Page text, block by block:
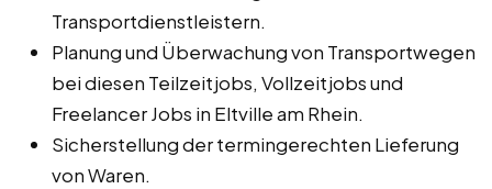
Transportdienstleistern.
Planung und Überwachung von Transportwegen
bei diesen Teilzeitjobs, Vollzeitjobs und
Freelancer Jobs in Eltville am Rhein.
Sicherstellung der termingerechten Lieferung
von Waren.